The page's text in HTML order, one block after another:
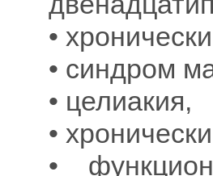
•
• синдром
• целиакия,
•
•